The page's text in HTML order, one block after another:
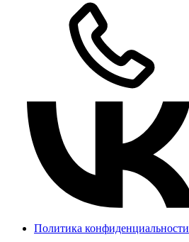
Политика конфиденциальности